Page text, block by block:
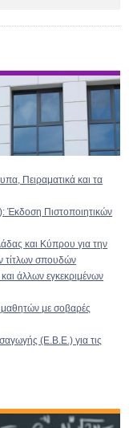
Πειραματικά και τα
Έκδοση Πιστοποιητικών
και Κύπρου για την
τίτλων σπουδών
άλλων εγκεκριμένων
μαθητών με σοβαρές
(Ε.Β.Ε.) για τις